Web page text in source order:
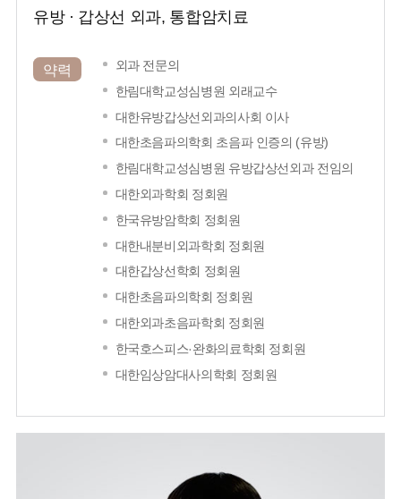
유방 · 갑상선 외과, 통합암치료
약력 외과 전문의
한림대학교성심병원 외래교수
대한유방갑상선외과의사회 이사
대한초음파의학회 초음파 인증의 (유방)
한림대학교성심병원 유방갑상선외과 전임의
대한외과학회 정회원
한국유방암학회 정회원
대한내분비외과학회 정회원
대한갑상선학회 정회원
대한초음파의학회 정회원
대한외과초음파학회 정회원
한국호스피스·완화의료학회 정회원
대한임상암대사의학회 정회원